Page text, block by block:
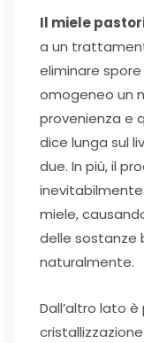
Il miele
a un
eliminare
omogeneo un
provenienza e
dice lunga sul
due. In più, il
miele,
delle sostanze
naturalmente.
Dall’altro lato